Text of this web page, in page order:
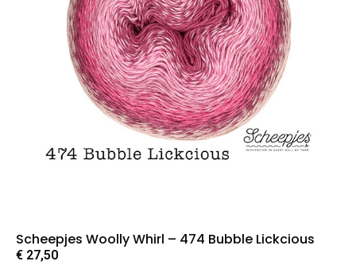
Scheepjes Woolly Whirl – 474 Bubble Lickcious
€ 27,50